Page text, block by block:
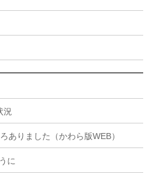
況
ありました（かわら版WEB）
に